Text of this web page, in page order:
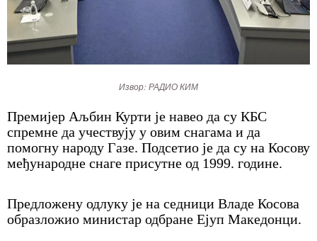
Извор: РАДИО КИМ
Премијер Аљбин Курти је навео да су КБС
спремне да учествују у овим снагама и да
помогну народу Газе. Подсетио је да су на Косову
међународне снаге присутне од 1999. године.
Предложену одлуку је на седници Владе Косова
образложио министар одбране Ејуп Македонци.